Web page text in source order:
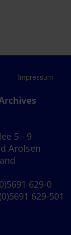
Impressum
5 - 9
Arolsen
629-0
629-501